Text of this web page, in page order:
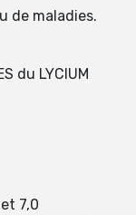
de maladies.
du LYCIUM
7,0